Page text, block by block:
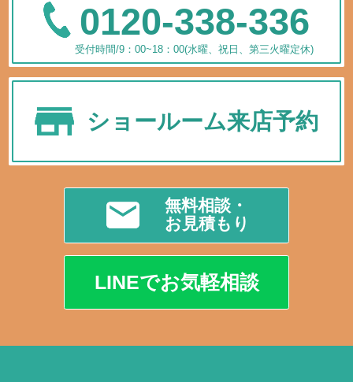
0120-338-336
受付時間/9：00~18：00(水曜、祝日、第三火曜定休)
ショールーム来店予約
無料相談・
お見積もり
LINEでお気軽相談